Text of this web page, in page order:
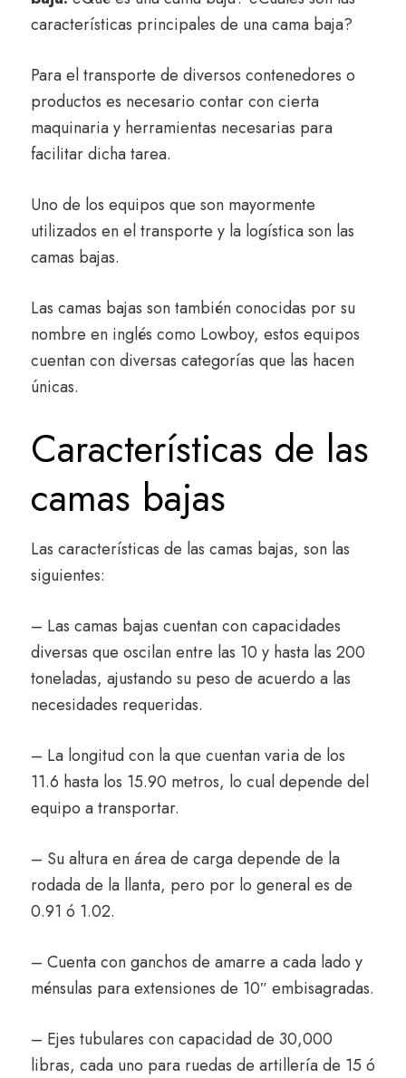
características principales de una cama baja?
Para el transporte de diversos contenedores o
productos es necesario contar con cierta
maquinaria y herramientas necesarias para
facilitar dicha tarea.
Uno de los equipos que son mayormente
utilizados en el transporte y la logística son las
camas bajas.
Las camas bajas son también conocidas por su
nombre en inglés como Lowboy, estos equipos
cuentan con diversas categorías que las hacen
únicas.
Características de las
camas bajas
Las características de las camas bajas, son las
siguientes:
– Las camas bajas cuentan con capacidades
diversas que oscilan entre las 10 y hasta las 200
toneladas, ajustando su peso de acuerdo a las
necesidades requeridas.
– La longitud con la que cuentan varia de los
11.6 hasta los 15.90 metros, lo cual depende del
equipo a transportar.
– Su altura en área de carga depende de la
rodada de la llanta, pero por lo general es de
0.91 ó 1.02.
– Cuenta con ganchos de amarre a cada lado y
ménsulas para extensiones de 10″ embisagradas.
– Ejes tubulares con capacidad de 30,000
libras, cada uno para ruedas de artillería de 15 ó